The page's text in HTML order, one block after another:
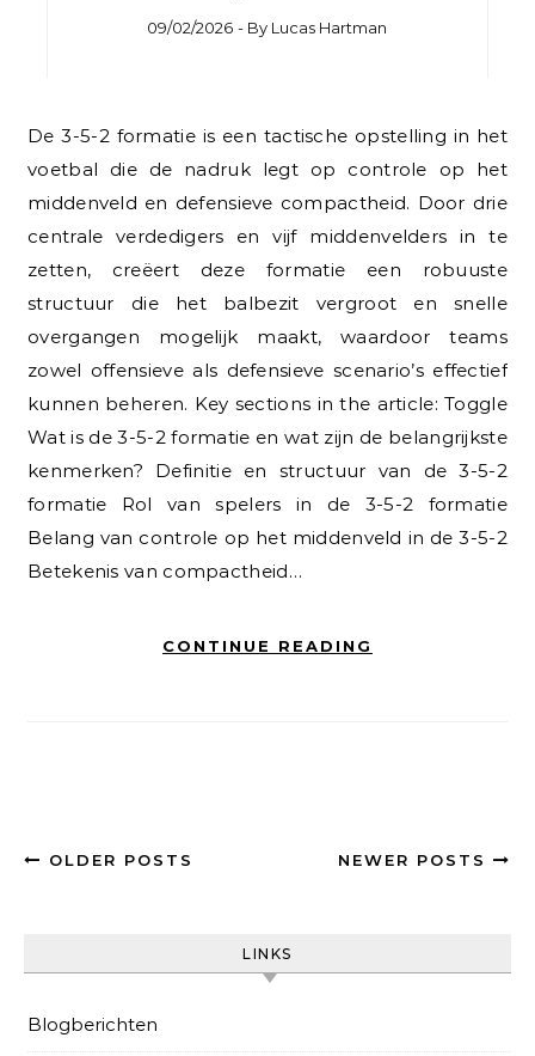
09/02/2026 - By Lucas Hartman
De 3-5-2 formatie is een tactische opstelling in het
voetbal die de nadruk legt op controle op het
middenveld en defensieve compactheid. Door drie
centrale verdedigers en vijf middenvelders in te
zetten, creëert deze formatie een robuuste
structuur die het balbezit vergroot en snelle
overgangen mogelijk maakt, waardoor teams
zowel offensieve als defensieve scenario’s effectief
kunnen beheren. Key sections in the article: Toggle
Wat is de 3-5-2 formatie en wat zijn de belangrijkste
kenmerken? Definitie en structuur van de 3-5-2
formatie Rol van spelers in de 3-5-2 formatie
Belang van controle op het middenveld in de 3-5-2
Betekenis van compactheid…
CONTINUE READING
OLDER POSTS NEWER POSTS
LINKS
Blogberichten